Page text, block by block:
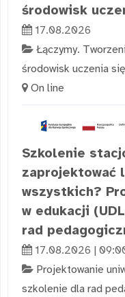
środowisk
17.08.2026
Łączymy.
środowisk uczenia
On line
Szkolenie
zaprojektować
wszystkich?
w edukacji
rad
17.08.2026 |
Projektowanie
szkolenie dla rad